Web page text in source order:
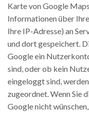
Karte von Google
Informationen über
Ihre IP-Adresse) an
und dort gespeichert.
Google ein
sind, oder ob kein
eingeloggt sind,
zugeordnet. Wenn Sie
Google nicht